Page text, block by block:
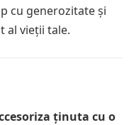
cu generozitate și
al vieții tale.
ținuta cu o